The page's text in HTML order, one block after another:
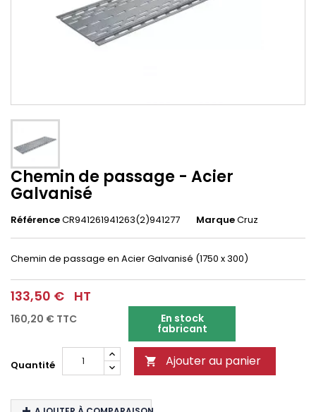
Chemin de passage - Acier
Galvanisé
RéférenceCR941261941263(2)941277 MarqueCruz
Chemin de passage en Acier Galvanisé (1750 x 300)
133,50 € HT
160,20 € TTC En stock
fabricant
Quantité  Ajouter au panier